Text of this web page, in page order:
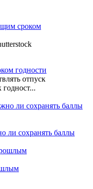
годности
отпуск
годност...
ли сохранять баллы